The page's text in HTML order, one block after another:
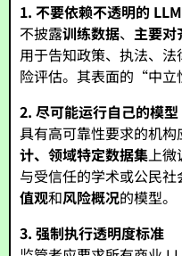
1. 不要依赖不透明的
不披露训练数据、主要对
用于告知政策、执法、
险评估。其表面的“中立
2. 尽可能运行自己的模型
具有高可靠性要求的机
计、领域特定数据集上微
与受信任的学术或公民
值观和风险概况的模型。
3. 强制执行透明度标准